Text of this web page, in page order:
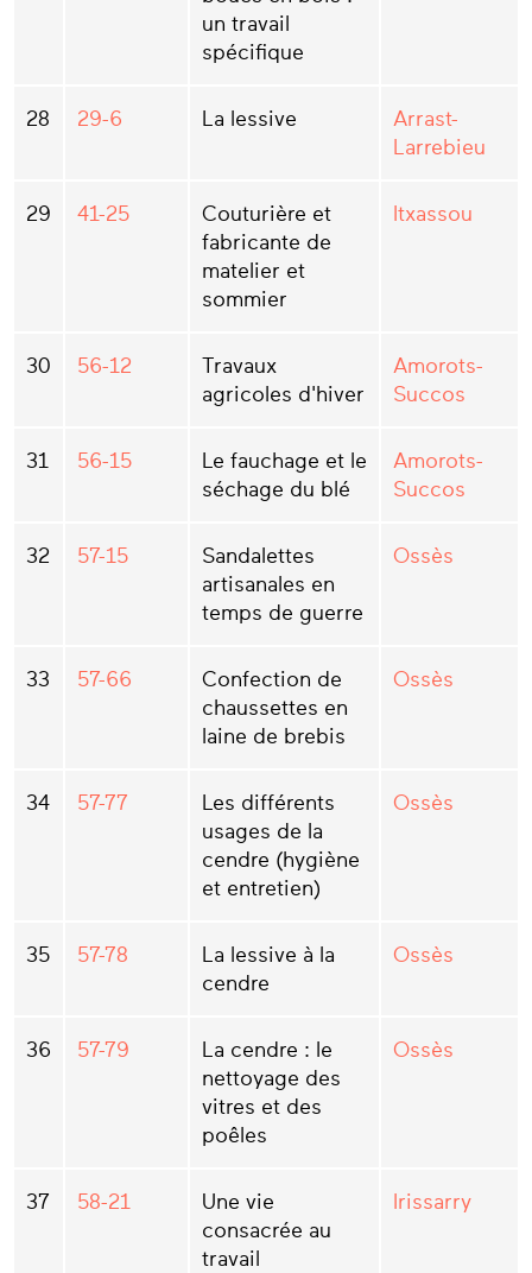
un travail
spécifique
28 29-6 La lessive
Arrast-
Larrebieu
29 41-25
Couturière et
fabricante de
matelier et
sommier
Itxassou
30 56-12
Travaux
agricoles d'hiver
Amorots-
Succos
31 56-15
Le fauchage et le
séchage du blé
Amorots-
Succos
32 57-15
Sandalettes
artisanales en
temps de guerre
Ossès
33 57-66
Confection de
chaussettes en
laine de brebis
Ossès
34 57-77
Les différents
usages de la
cendre (hygiène
et entretien)
Ossès
35 57-78
La lessive à la
cendre
Ossès
36 57-79
La cendre : le
nettoyage des
vitres et des
poêles
Ossès
37 58-21
Une vie
consacrée au
travail
Irissarry